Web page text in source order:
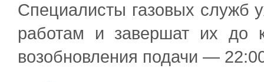
Специалисты газовых служб
работам и завершат их до
возобновления подачи —